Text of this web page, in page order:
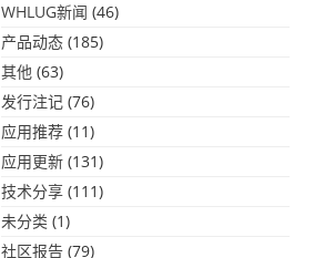
WHLUG新闻 (46)
产品动态 (185)
其他 (63)
发行注记 (76)
应用推荐 (11)
应用更新 (131)
技术分享 (111)
未分类 (1)
社区报告 (79)